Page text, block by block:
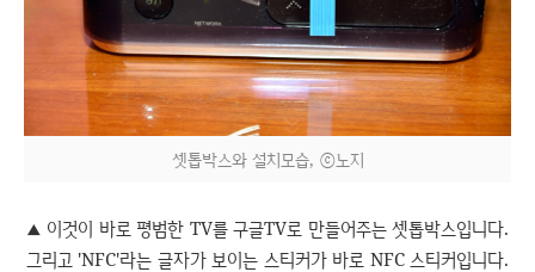
셋톱박스와 설치모습, ⓒ노지
▲ 이것이 바로 평범한 TV를 구글TV로 만들어주는 셋톱박스입니다.
그리고 'NFC'라는 글자가 보이는 스티커가 바로 NFC 스티커입니다.